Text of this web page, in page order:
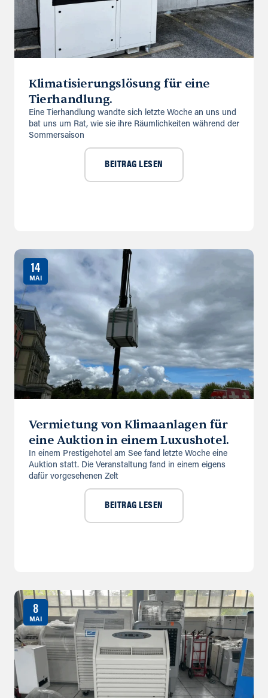
Klimatisierungslösung für eine
Tierhandlung.
Eine Tierhandlung wandte sich letzte Woche an uns und
bat uns um Rat, wie sie ihre Räumlichkeiten während der
Sommersaison
BEITRAG LESEN
14
MAI
Vermietung von Klimaanlagen für
eine Auktion in einem Luxushotel.
In einem Prestigehotel am See fand letzte Woche eine
Auktion statt. Die Veranstaltung fand in einem eigens
dafür vorgesehenen Zelt
BEITRAG LESEN
8
MAI